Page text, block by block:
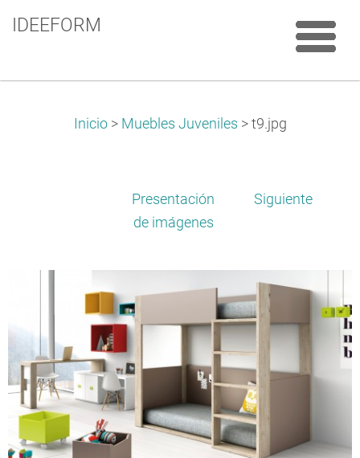
IDEEFORM
Inicio > Muebles Juveniles > t9.jpg
Presentación
de imágenes
Siguiente